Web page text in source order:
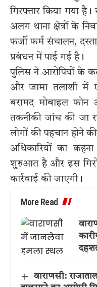
गिरफ्तार किया गया
अलग थाना क्षेत्रों के
फर्जी फर्म संचालन,
प्रबंधन में पाई गई है।
पुलिस ने आरोपियों के
और जामा तलाशी में
बरामद मोबाइल फोन
तकनीकी जांच की जा
लोगों की पहचान होने
अधिकारियों का
शुरुआत है और इस
कार्रवाई की जाएगी।
More Read
वाराणसी: